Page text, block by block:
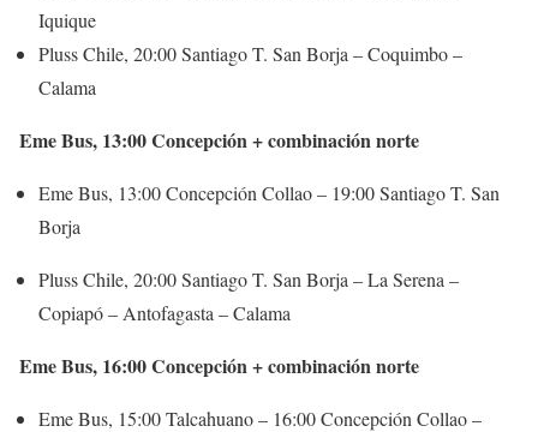
Iquique
Pluss Chile, 20:00 Santiago T. San Borja – Coquimbo –
Calama
Eme Bus, 13:00 Concepción + combinación norte
Eme Bus, 13:00 Concepción Collao – 19:00 Santiago T. San
Borja
Pluss Chile, 20:00 Santiago T. San Borja – La Serena –
Copiapó – Antofagasta – Calama
Eme Bus, 16:00 Concepción + combinación norte
Eme Bus, 15:00 Talcahuano – 16:00 Concepción Collao –